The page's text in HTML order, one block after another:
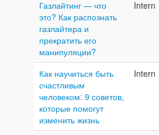
Газлайтинг — что
это? Как распознать
газлайтера и
прекратить его
манипуляции?
Intern
Как научиться быть
счастливым
человеком: 9 советов,
которые помогут
изменить жизнь
Intern